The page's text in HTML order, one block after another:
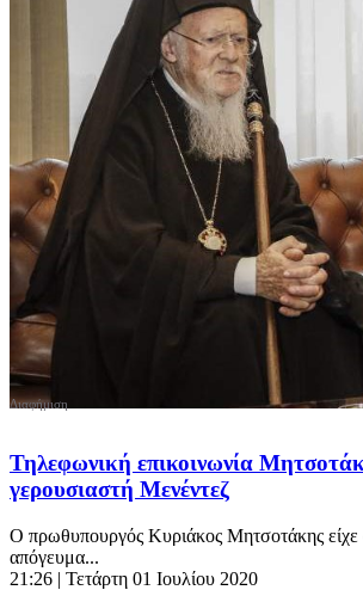
Τηλεφωνική επικοινωνία
γερουσιαστή Μενέντεζ
Ο πρωθυπουργός Κυριάκος Μητσοτάκης
απόγευμα...
21:26 | Τετάρτη 01 Ιουλίου 2020